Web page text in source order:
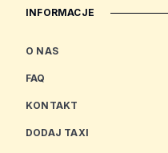
INFORMACJE
O NAS
FAQ
KONTAKT
DODAJ TAXI